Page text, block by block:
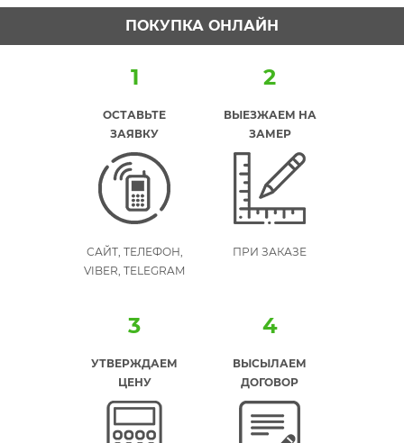
ПОКУПКА ОНЛАЙН
1
ОСТАВЬТЕ
ЗАЯВКУ
САЙТ, ТЕЛЕФОН,
VIBER, TELEGRAM
2
ВЫЕЗЖАЕМ НА
ЗАМЕР
ПРИ ЗАКАЗЕ
3
УТВЕРЖДАЕМ
ЦЕНУ
4
ВЫСЫЛАЕМ
ДОГОВОР